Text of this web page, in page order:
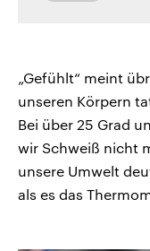
„Gefühlt“ meint
unseren Körpern
Bei über 25 Grad
wir Schweiß nicht
unsere Umwelt
als es das